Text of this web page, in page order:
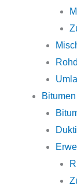
Bitumen